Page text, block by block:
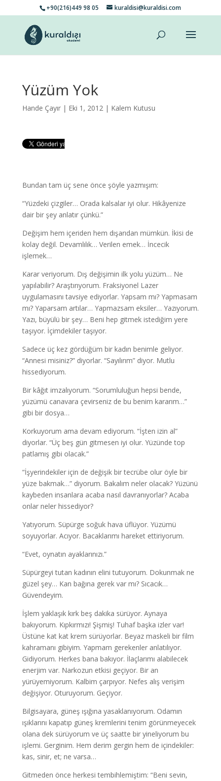
+90(216)449 98 05 kuraldisi@kuraldisi.com
Yüzüm Yok
Hande Çayır| Eki 1, 2012 | Kalem Kutusu
Bundan tam üç sene önce şöyle yazmışım:
“Yüzdeki çizgiler… Orada kalsalar iyi olur. Hikâyenize
dair bir şey anlatır çünkü.”
Değişim hem içeriden hem dışarıdan mümkün. İkisi de
kolay değil. Devamlılık… Verilen emek… İncecik
işlemek…
Karar veriyorum. Dış değişimin ilk yolu yüzüm… Ne
yapılabilir? Araştırıyorum. Fraksiyonel Lazer
uygulamasını tavsiye ediyorlar. Yapsam mı? Yapmasam
mı? Yaparsam artılar… Yapmazsam eksiler… Yazıyorum.
Yazı, büyülü bir şey… Beni hep gitmek istediğim yere
taşıyor. İçimdekiler taşıyor.
Sadece üç kez gördüğüm bir kadın benimle geliyor.
“Annesi misiniz?” diyorlar. “Sayılırım” diyor. Mutlu
hissediyorum.
Bir kâğıt imzalıyorum. “Sorumluluğun hepsi bende,
yüzümü canavara çevirseniz de bu benim kararım…”
gibi bir dosya…
Korkuyorum ama devam ediyorum. “İşten izin al”
diyorlar. “Üç beş gün gitmesen iyi olur. Yüzünde top
patlamış gibi olacak.”
“İşyerindekiler için de değişik bir tecrübe olur öyle bir
yüze bakmak…” diyorum. Bakalım neler olacak? Yüzünü
kaybeden insanlara acaba nasıl davranıyorlar? Acaba
onlar neler hissediyor?
Yatıyorum. Süpürge soğuk hava üflüyor. Yüzümü
soyuyorlar. Acıyor. Bacaklarımı hareket ettiriyorum.
“Evet, oynatın ayaklarınızı.”
Süpürgeyi tutan kadının elini tutuyorum. Dokunmak ne
güzel şey… Kan bağına gerek var mı? Sıcacık…
Güvendeyim.
İşlem yaklaşık kırk beş dakika sürüyor. Aynaya
bakıyorum. Kıpkırmızı! Şişmiş! Tuhaf başka izler var!
Üstüne kat kat krem sürüyorlar. Beyaz maskeli bir film
kahramanı gibiyim. Yapmam gerekenler anlatılıyor.
Gidiyorum. Herkes bana bakıyor. İlaçlarımı alabilecek
enerjim var. Narkozun etkisi geçiyor. Bir an
yürüyemiyorum. Kalbim çarpıyor. Nefes alış verişim
değişiyor. Oturuyorum. Geçiyor.
Bilgisayara, güneş ışığına yasaklanıyorum. Odamın
ışıklarını kapatıp güneş kremlerini tenim görünmeyecek
olana dek sürüyorum ve üç saatte bir yineliyorum bu
işlemi. Gerginim. Hem derim gergin hem de içindekiler:
kas, sinir, et; ne varsa…
Gitmeden önce herkesi tembihlemiştim: “Beni sevin,